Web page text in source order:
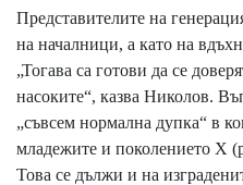
Представителите на
на началници, а като на
„Тогава са готови да се
насоките“, казва Николов.
„съвсем нормална дупка“ в
младежите и поколението X
Това се дължи и на